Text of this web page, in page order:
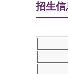
招生